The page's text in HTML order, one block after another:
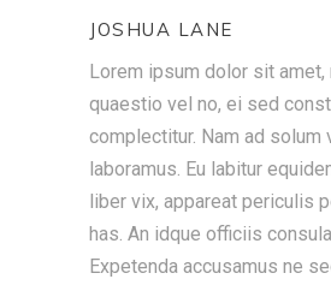
JOSHUA LANE
Lorem ipsum dolor sit amet,
quaestio vel no, ei sed
complectitur. Nam ad solum
laboramus. Eu labitur
liber vix, appareat periculis
has. An idque officiis
Expetenda accusamus ne